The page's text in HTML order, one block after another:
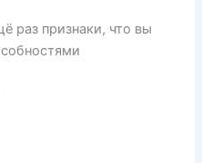
раз признаки, что вы